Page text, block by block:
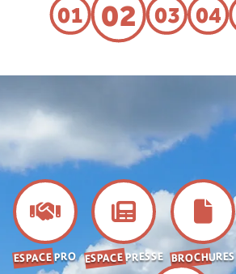
01 02 03 04
ESPACE PRO ESPACE PRESSE BROCHURES